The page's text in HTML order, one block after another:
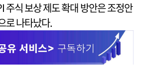
주식 보상 제도 확대 방안은 조정안
로 나타났다.